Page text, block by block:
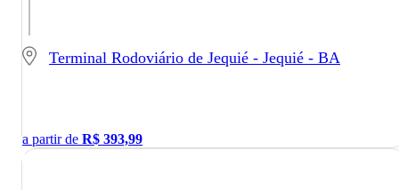
Terminal Rodoviário de Jequié - Jequié - BA
a partir de R$ 393,99